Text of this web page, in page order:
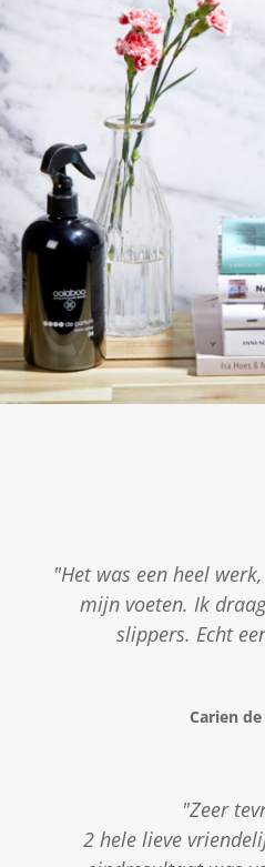
"Het was een heel
mijn voeten. Ik
slippers. Echt
Carien
"Zeer
2 hele lieve